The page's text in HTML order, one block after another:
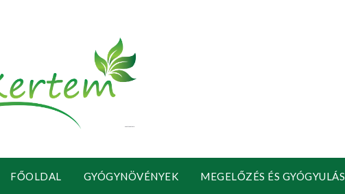
FŐOLDAL GYÓGYNÖVÉNYEK MEGELŐZÉS ÉS GYÓGYULÁS